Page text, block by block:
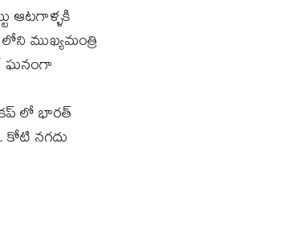
ఆటగాళ్ళకి
ముఖ్యమంత్రి
ఘనంగా
లో భారత్
కోటి నగదు